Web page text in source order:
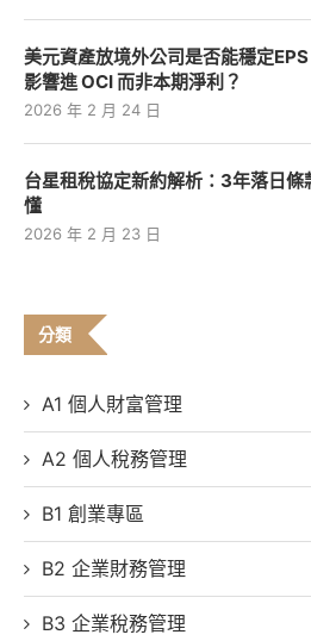
美元資產放境外公司是否能穩定
影響進 OCI 而非本期淨利？
2026 年 2 月 24 日
台星租稅協定新約解析：3年落日
懂
2026 年 2 月 23 日
分類
A1 個人財富管理
A2 個人稅務管理
B1 創業專區
B2 企業財務管理
B3 企業稅務管理